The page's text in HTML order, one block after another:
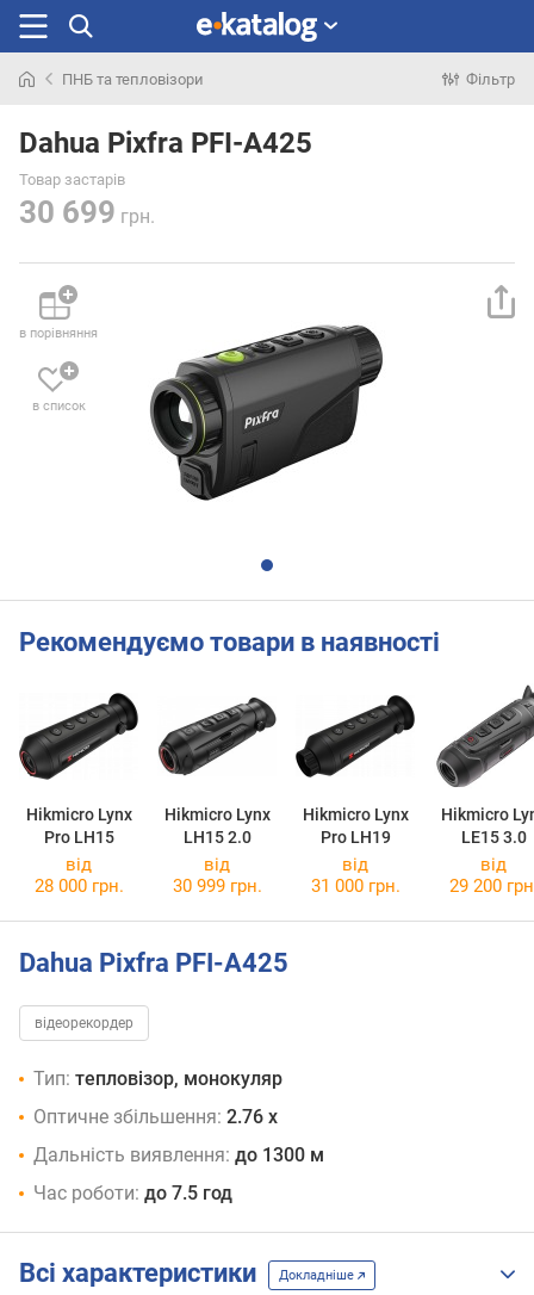
раніше
ПНБ та тепловізори Фільтр
Dahua Pixfra PFI-A425
Товар застарів
30 699 грн.
в порівняння
в список
Рекомендуємо товари в наявності
Hikmicro Lynx
Pro LH15
Hikmicro Lynx
LH15 2.0
Hikmicro Lynx
Pro LH19
Hikmicro
LE15 3.0
від
28 000 грн.
від
30 999 грн.
від
31 000 грн.
від
29 200
Dahua Pixfra PFI-A425
відеорекордер
Тип: тепловізор, монокуляр
Оптичне збільшення: 2.76 x
Дальність виявлення: до 1300 м
Час роботи: до 7.5 год
Всі характеристики Докладніше